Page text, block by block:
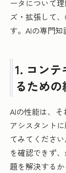
ータについて
ズ・拡張して
す。AIの専門知
1. コン
るため
AIの性能は、
アシスタント
てみてくださ
を確認できず
題を解決する